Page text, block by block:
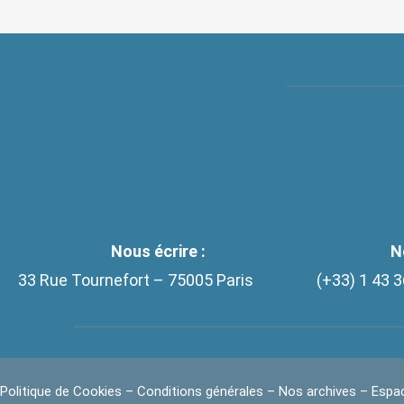
Nous écrire :
33 Rue Tournefort – 75005 Paris
(+33) 1 43
Politique de Cookies – Conditions générales – Nos archives –